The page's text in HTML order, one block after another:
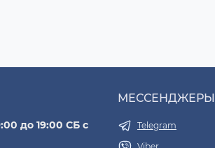
до 19:00 СБ с
МЕССЕНДЖЕРЫ
Telegram